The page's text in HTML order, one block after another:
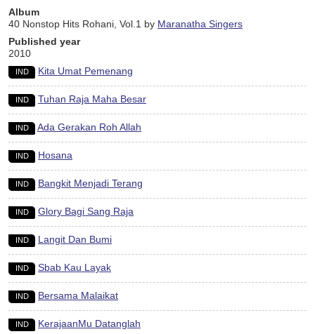
Album
40 Nonstop Hits Rohani, Vol.1 by Maranatha Singers
Published year
2010
IND Kita Umat Pemenang
IND Tuhan Raja Maha Besar
IND Ada Gerakan Roh Allah
IND Hosana
IND Bangkit Menjadi Terang
IND Glory Bagi Sang Raja
IND Langit Dan Bumi
IND Sbab Kau Layak
IND Bersama Malaikat
IND KerajaanMu Datanglah